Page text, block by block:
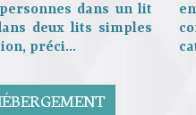
dans unlit
deux lits simples
préci...